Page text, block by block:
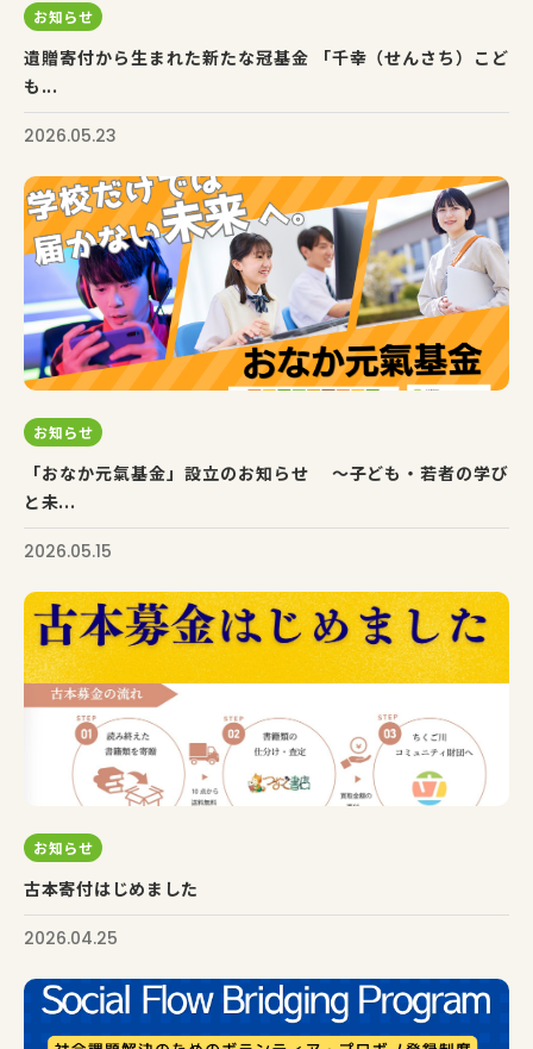
お知らせ
遺贈寄付から生まれた新たな冠基金 「千幸（せんさち）こど
も...
2026.05.23
お知らせ
「おなか元氣基金」設立のお知らせ 〜子ども・若者の学び
と未...
2026.05.15
お知らせ
古本寄付はじめました
2026.04.25